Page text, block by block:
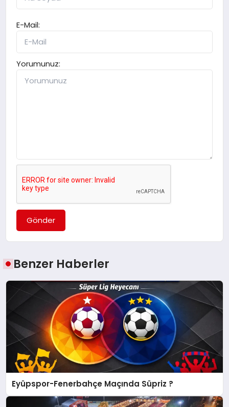
E-Mail:
Yorumunuz:
Gönder
Benzer Haberler
Eyüpspor-Fenerbahçe Maçında Süpriz ?